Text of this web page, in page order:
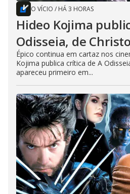
O VÍCIO / HÁ 3 HORAS
Hideo Kojima
Odisseia, de
Épico continua em cartaz nos
Kojima publica crítica de A
apareceu primeiro em...